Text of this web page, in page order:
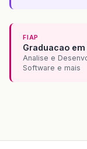
FIAP
Graduacao
Analise e
Software e mais